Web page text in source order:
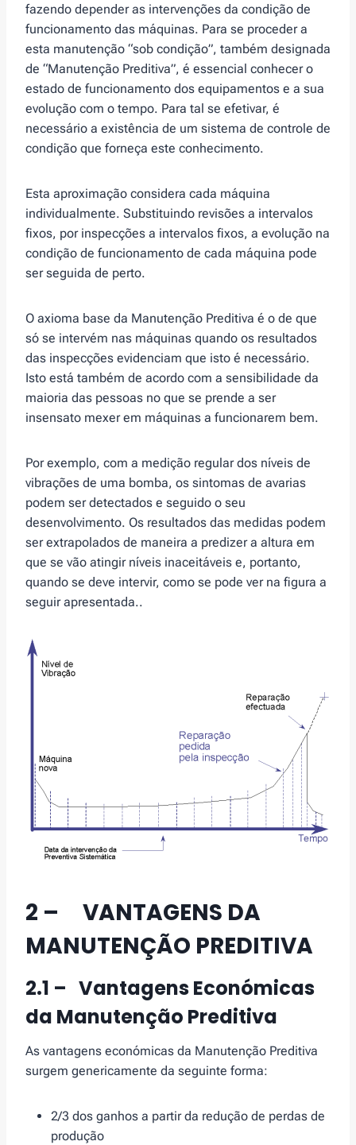
fazendo depender as intervenções da condição de
funcionamento das máquinas. Para se proceder a
esta manutenção “sob condição”, também designada
de “Manutenção Preditiva”, é essencial conhecer o
estado de funcionamento dos equipamentos e a sua
evolução com o tempo. Para tal se efetivar, é
necessário a existência de um sistema de controle de
condição que forneça este conhecimento.
Esta aproximação considera cada máquina
individualmente. Substituindo revisões a intervalos
fixos, por inspecções a intervalos fixos, a evolução na
condição de funcionamento de cada máquina pode
ser seguida de perto.
O axioma base da Manutenção Preditiva é o de que
só se intervém nas máquinas quando os resultados
das inspecções evidenciam que isto é necessário.
Isto está também de acordo com a sensibilidade da
maioria das pessoas no que se prende a ser
insensato mexer em máquinas a funcionarem bem.
Por exemplo, com a medição regular dos níveis de
vibrações de uma bomba, os sintomas de avarias
podem ser detectados e seguido o seu
desenvolvimento. Os resultados das medidas podem
ser extrapolados de maneira a predizer a altura em
que se vão atingir níveis inaceitáveis e, portanto,
quando se deve intervir, como se pode ver na figura a
seguir apresentada..
2 – VANTAGENS DA
MANUTENÇÃO PREDITIVA
2.1 – Vantagens Económicas
da Manutenção Preditiva
As vantagens económicas da Manutenção Preditiva
surgem genericamente da seguinte forma:
2/3 dos ganhos a partir da redução de perdas de
produção